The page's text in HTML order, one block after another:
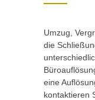
Umzug,
die
eine
kontaktieren